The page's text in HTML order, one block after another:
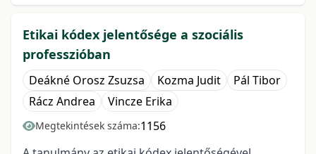
Etikai kódex jelentősége a szociális
professzióban
Deákné Orosz Zsuzsa Kozma Judit
Pál Tibor
Rácz Andrea
Vincze Erika
Megtekintések száma:1156